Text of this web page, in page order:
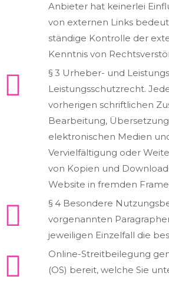
Anbieter hat keinerlei
von externen Links
ständige Kontrolle der
Kenntnis von
§ 3 Urheber- und
Leistungsschutzrecht.
vorherigen schriftlichen
Bearbeitung,
elektronischen Medien
Vervielfältigung oder
von Kopien und
Website in fremden
§ 4 Besondere
vorgenannten
jeweiligen Einzelfall die
Online-Streitbeilegung
(OS) bereit, welche Sie